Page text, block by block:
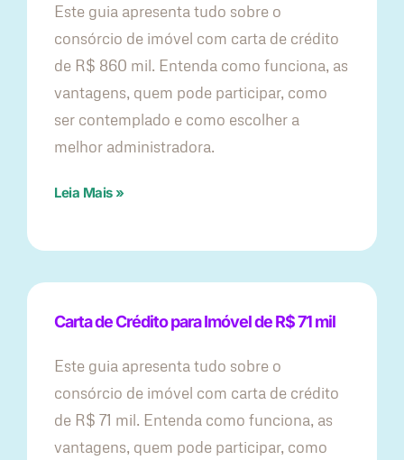
Este guia apresenta tudo sobre o
consórcio de imóvel com carta de crédito
de R$ 860 mil. Entenda como funciona, as
vantagens, quem pode participar, como
ser contemplado e como escolher a
melhor administradora.
Leia Mais »
Carta de Crédito para Imóvel de R$ 71 mil
Este guia apresenta tudo sobre o
consórcio de imóvel com carta de crédito
de R$ 71 mil. Entenda como funciona, as
vantagens, quem pode participar, como